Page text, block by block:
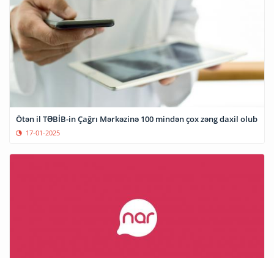
Ötən il TƏBİB-in Çağrı Mərkəzinə 100 mindən çox zəng daxil olub
17-01-2025